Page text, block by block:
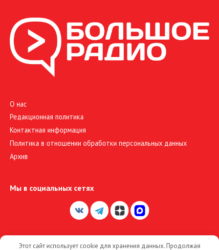
О нас
Редакционная политика
Контактная информация
Политика в отношении обработки персональных данных
Архив
Мы в социальных сетях
© 2026 Большое Радио
Этот сайт использует cookie для хранения данных. Продолжая